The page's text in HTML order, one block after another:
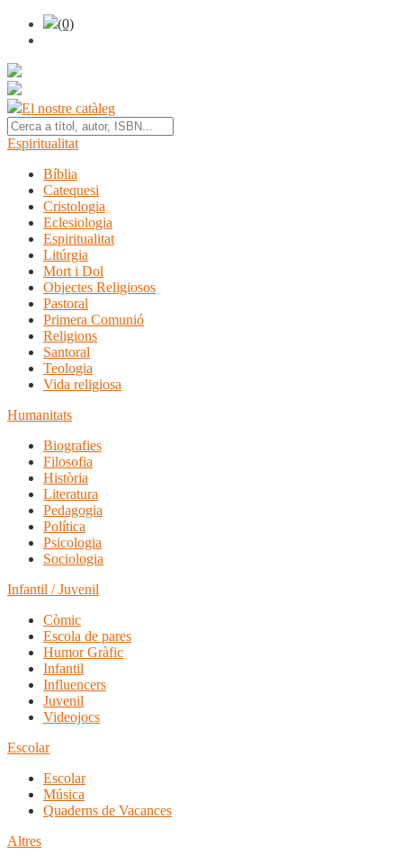
(0)
El nostre catàleg
Espiritualitat
Bíblia
Catequesi
Cristologia
Eclesiologia
Espiritualitat
Litúrgia
Mort i Dol
Objectes Religiosos
Pastoral
Primera Comunió
Religions
Santoral
Teologia
Vida religiosa
Humanitats
Biografies
Filosofia
Història
Literatura
Pedagogia
Política
Psicologia
Sociologia
Infantil / Juvenil
Còmic
Escola de pares
Humor Gràfic
Infantil
Influencers
Juvenil
Videojocs
Escolar
Escolar
Música
Quaderns de Vacances
Altres